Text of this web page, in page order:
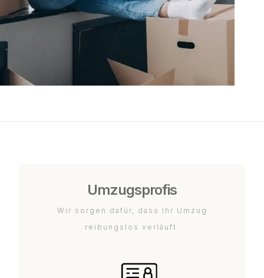
Umzugsprofis
Wir sorgen dafür, dass Ihr Umzug
reibungslos verläuft.